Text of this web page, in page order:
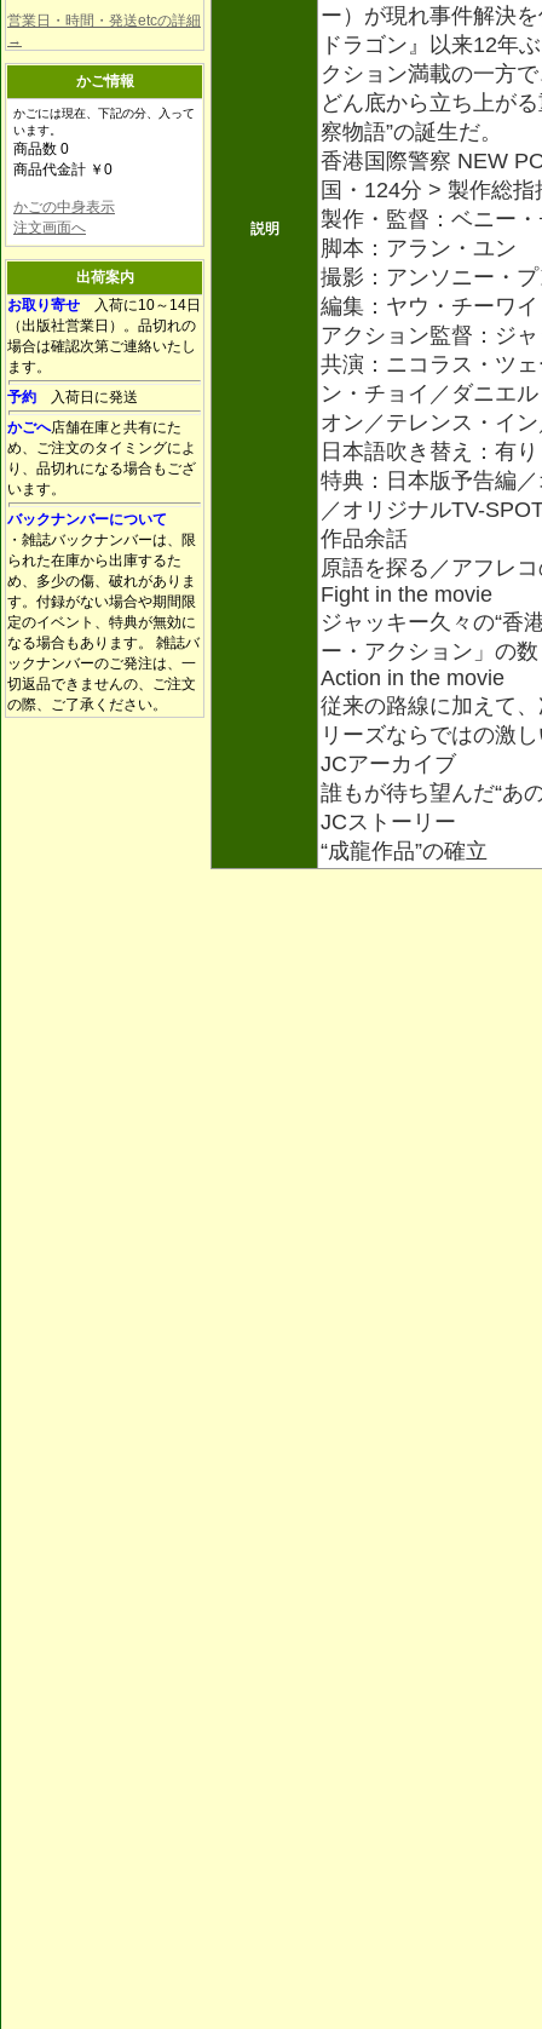
営業日・時間・発送etcの詳細
→
かご情報
かごには現在、下記の分、入って
います。
商品数 0
商品代金計 ￥0
かごの中身表示
注文画面へ
出荷案内
お取り寄せ 入荷に10～14日
（出版社営業日）。品切れの
場合は確認次第ご連絡いたし
ます。
予約 入荷日に発送
かごへ店舗在庫と共有にた
め、ご注文のタイミングによ
り、品切れになる場合もござ
います。
バックナンバーについて
・雑誌バックナンバーは、限
られた在庫から出庫するた
め、多少の傷、破れがありま
す。付録がない場合や期間限
定のイベント、特典が無効に
なる場合もあります。 雑誌バ
ックナンバーのご発注は、一
切返品できませんの、ご注文
の際、ご了承ください。
説明
ー）が現れ事件解決
ドラゴン』以来12年
クション満載の一方
どん底から立ち上が
察物語”の誕生だ。
香港国際警察 NEW
国・124分 > 製作総
製作・監督：ベニー
脚本：アラン・ユン
撮影：アンソニー・
編集：ヤウ・チーワイ
アクション監督：ジ
共演：ニコラス・ツ
ン・チョイ／ダニエ
オン／テレンス・イ
日本語吹き替え：有り
特典：日本版予告編
／オリジナルTV-
作品余話
原語を探る／アフレ
Fight in the movie
ジャッキー久々の“香
ー・アクション」の
Action in the movie
従来の路線に加えて
リーズならではの激
JCアーカイブ
誰もが待ち望んだ“あ
JCストーリー
“成龍作品”の確立